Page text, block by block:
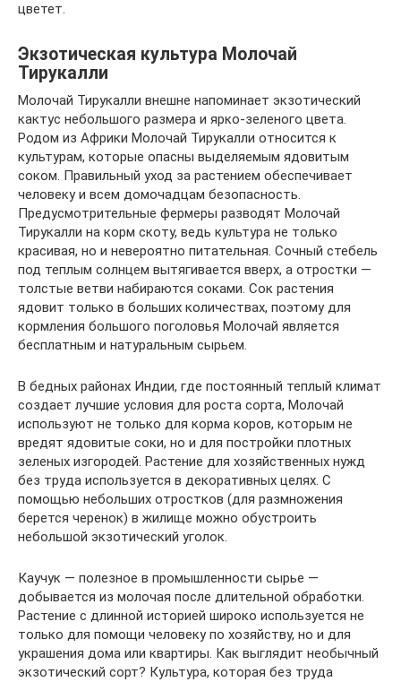
цветет.
Экзотическая культура Молочай
Тирукалли
Молочай Тирукалли внешне напоминает экзотический
кактус небольшого размера и ярко-зеленого цвета.
Родом из Африки Молочай Тирукалли относится к
культурам, которые опасны выделяемым ядовитым
соком. Правильный уход за растением обеспечивает
человеку и всем домочадцам безопасность.
Предусмотрительные фермеры разводят Молочай
Тирукалли на корм скоту, ведь культура не только
красивая, но и невероятно питательная. Сочный стебель
под теплым солнцем вытягивается вверх, а отростки —
толстые ветви набираются соками. Сок растения
ядовит только в больших количествах, поэтому для
кормления большого поголовья Молочай является
бесплатным и натуральным сырьем.
В бедных районах Индии, где постоянный теплый климат
создает лучшие условия для роста сорта, Молочай
используют не только для корма коров, которым не
вредят ядовитые соки, но и для постройки плотных
зеленых изгородей. Растение для хозяйственных нужд
без труда используется в декоративных целях. С
помощью небольших отростков (для размножения
берется черенок) в жилище можно обустроить
небольшой экзотический уголок.
Каучук — полезное в промышленности сырье —
добывается из молочая после длительной обработки.
Растение с длинной историей широко используется не
только для помощи человеку по хозяйству, но и для
украшения дома или квартиры. Как выглядит необычный
экзотический сорт? Культура, которая без труда